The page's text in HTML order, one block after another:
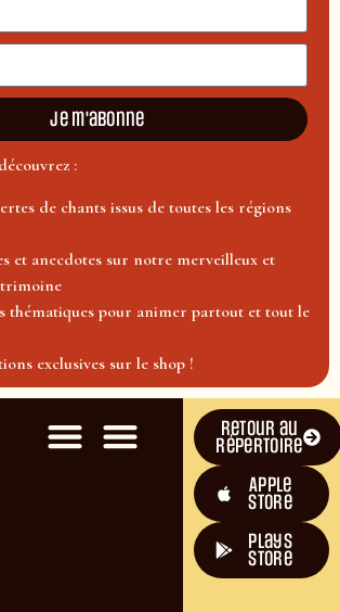
Je m'abonne
:
de chants issus de toutes les régions
et anecdotes sur notre merveilleux et
thématiques pour animer partout et tout le
exclusives sur le shop !
Retour au
répertoire
Apple
Store
plays
store